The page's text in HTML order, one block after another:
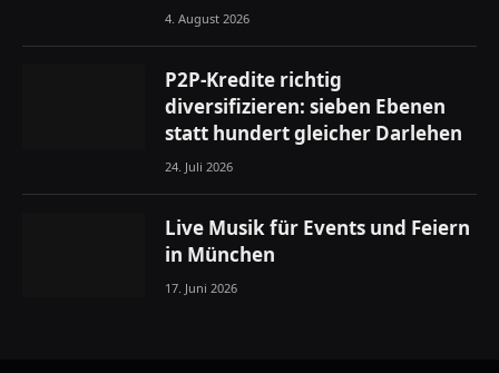
4. August 2026
P2P-Kredite richtig
diversifizieren: sieben Ebenen
statt hundert gleicher Darlehen
24. Juli 2026
Live Musik für Events und Feiern
in München
17. Juni 2026